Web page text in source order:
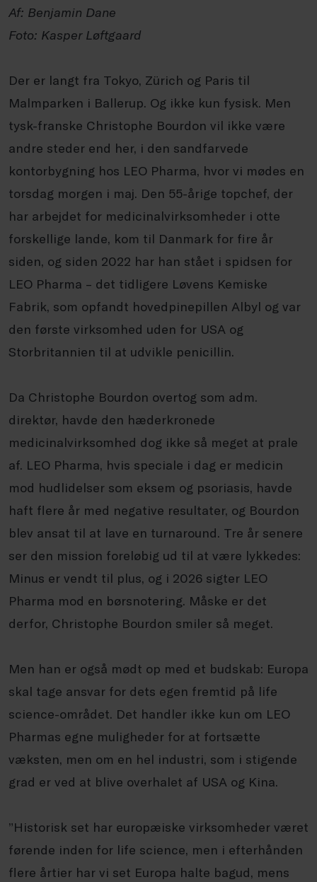
Af: Benjamin Dane
Foto: Kasper Løftgaard
Der er langt fra Tokyo, Zürich og Paris til
Malmparken i Ballerup. Og ikke kun fysisk. Men
tysk-franske Christophe Bourdon vil ikke være
andre steder end her, i den sandfarvede
kontorbygning hos LEO Pharma, hvor vi mødes en
torsdag morgen i maj. Den 55-årige topchef, der
har arbejdet for medicinalvirksomheder i otte
forskellige lande, kom til Danmark for fire år
siden, og siden 2022 har han stået i spidsen for
LEO Pharma – det tidligere Løvens Kemiske
Fabrik, som opfandt hovedpinepillen Albyl og var
den første virksomhed uden for USA og
Storbritannien til at udvikle penicillin.
Da Christophe Bourdon overtog som adm.
direktør, havde den hæderkronede
medicinalvirksomhed dog ikke så meget at prale
af. LEO Pharma, hvis speciale i dag er medicin
mod hudlidelser som eksem og psoriasis, havde
haft flere år med negative resultater, og Bourdon
blev ansat til at lave en turnaround. Tre år senere
ser den mission foreløbig ud til at være lykkedes:
Minus er vendt til plus, og i 2026 sigter LEO
Pharma mod en børsnotering. Måske er det
derfor, Christophe Bourdon smiler så meget.
Men han er også mødt op med et budskab: Europa
skal tage ansvar for dets egen fremtid på life
science-området. Det handler ikke kun om LEO
Pharmas egne muligheder for at fortsætte
væksten, men om en hel industri, som i stigende
grad er ved at blive overhalet af USA og Kina.
”Historisk set har europæiske virksomheder været
førende inden for life science, men i efterhånden
flere årtier har vi set Europa halte bagud, mens